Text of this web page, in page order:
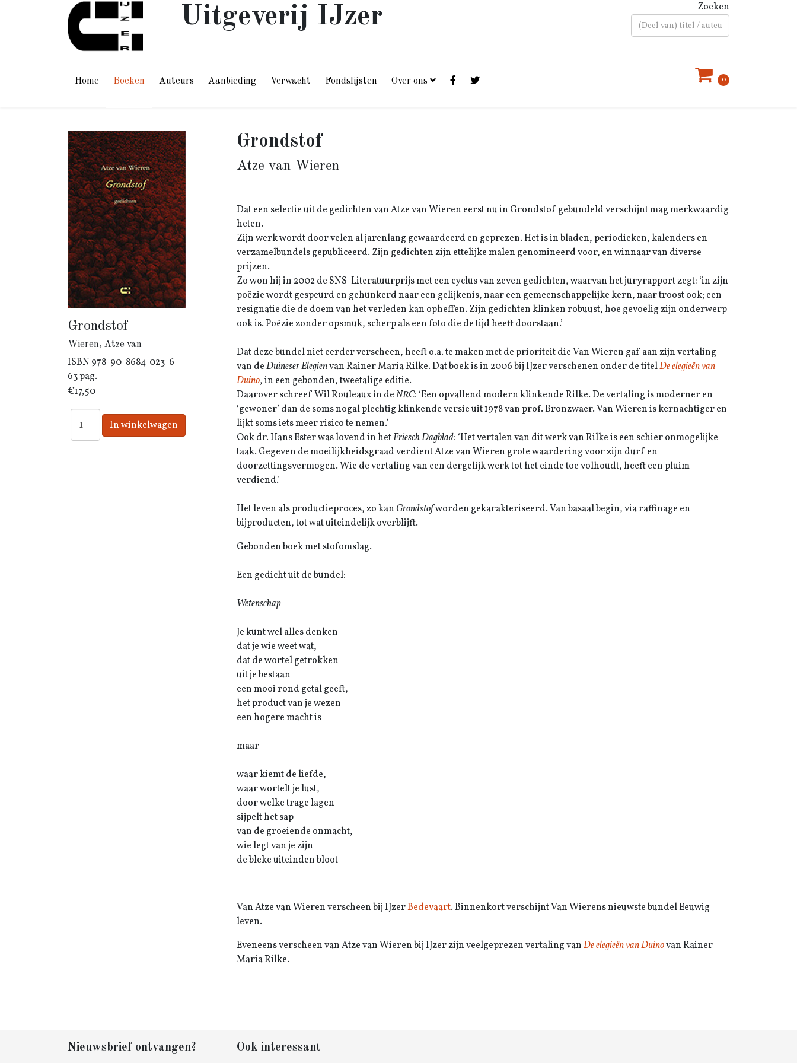
Uitgeverij IJzer Zoeken
Home Boeken Auteurs Aanbieding Verwacht Fondslijsten Over ons 0
Grondstof
Wieren, Atze van
ISBN 978-90-8684-023-6
63 pag.
€17,50
Grondstof
Atze van Wieren
Dat een selectie uit de gedichten van Atze van Wieren eerst nu in Grondstof gebundeld verschijnt mag merkwaardig
heten.
Zijn werk wordt door velen al jarenlang gewaardeerd en geprezen. Het is in bladen, periodieken, kalenders en
verzamelbundels gepubliceerd. Zijn gedichten zijn ettelijke malen genomineerd voor, en winnaar van diverse
prijzen.
Zo won hij in 2002 de SNS-Literatuurprijs met een cyclus van zeven gedichten, waarvan het juryrapport zegt: ‘in zijn
poëzie wordt gespeurd en gehunkerd naar een gelijkenis, naar een gemeenschappelijke kern, naar troost ook; een
resignatie die de doem van het verleden kan opheffen. Zijn gedichten klinken robuust, hoe gevoelig zijn onderwerp
ook is. Poëzie zonder opsmuk, scherp als een foto die de tijd heeft doorstaan.’
Dat deze bundel niet eerder verscheen, heeft o.a. te maken met de prioriteit die Van Wieren gaf aan zijn vertaling
van deDuineser Elegienvan Rainer Maria Rilke. Dat boek is in 2006 bij IJzer verschenen onder de titelDe elegieën van
Duino, in een gebonden, tweetalige editie.
Daarover schreef Wil Rouleaux in deNRC: ‘Een opvallend modern klinkende Rilke. De vertaling is moderner en
‘gewoner’ dan de soms nogal plechtig klinkende versie uit 1978 van prof. Bronzwaer. Van Wieren is kernachtiger en
lijkt soms iets meer risico te nemen.’
Ook dr. Hans Ester was lovend in hetFriesch Dagblad: ‘Het vertalen van dit werk van Rilke is een schier onmogelijke
taak. Gegeven de moeilijkheidsgraad verdient Atze van Wieren grote waardering voor zijn durf en
doorzettingsvermogen. Wie de vertaling van een dergelijk werk tot het einde toe volhoudt, heeft een pluim
verdiend.’
Het leven als productieproces, zo kan Grondstofworden gekarakteriseerd. Van basaal begin, via raffinage en
bijproducten, tot wat uiteindelijk overblijft.
Gebonden boek met stofomslag.
Een gedicht uit de bundel:
Wetenschap
Je kunt wel alles denken
dat je wie weet wat,
dat de wortel getrokken
uit je bestaan
een mooi rond getal geeft,
het product van je wezen
een hogere macht is
maar
waar kiemt de liefde,
waar wortelt je lust,
door welke trage lagen
sijpelt het sap
van de groeiende onmacht,
wie legt van je zijn
de bleke uiteinden bloot -
Van Atze van Wieren verscheen bij IJzerBedevaart. Binnenkort verschijnt Van Wierens nieuwste bundel Eeuwig
leven.
Eveneens verscheen van Atze van Wieren bij IJzer zijn veelgeprezen vertaling vanDe elegieën van Duinovan Rainer
Maria Rilke.
Nieuwsbrief ontvangen? Ook interessant